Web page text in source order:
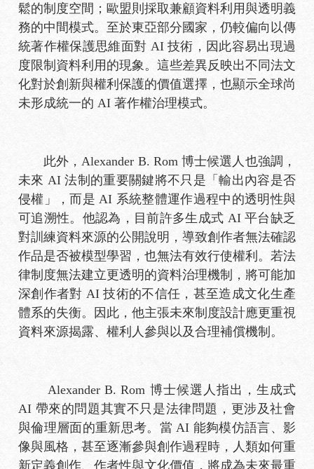
鬆的制度空間；歐盟則採取兼顧資料利用與透明義
務的中間模式。至於東亞部分國家，仍較偏向以傳
統著作權保護思維面對 AI 技術，因此容易出現過
度限制資料利用的現象。這些差異反映出不同法文
化對於創新與權利保護的價值選擇，也顯示全球尚
未形成統一的 AI 著作權治理模式。
此外，Alexander B. Rom 博士候選人也強調，
未來 AI 法制的重要關鍵將不只是「輸出內容是否
侵權」，而是 AI 系統整體運作過程中的透明性與
可追溯性。他認為，目前許多生成式 AI 平台缺乏
對訓練資料來源的公開說明，導致創作者無法確認
作品是否被模型學習，也無法有效行使權利。若法
律制度無法建立更透明的資料治理機制，將可能加
深創作者對 AI 技術的不信任，甚至造成文化生產
體系的失衡。因此，他主張未來制度設計應更重視
資料來源揭露、權利人參與以及合理補償機制。
Alexander B. Rom 博士候選人指出，生成式
AI 帶來的問題其實不只是法律問題，更涉及社會
與倫理層面的重新思考。當 AI 能夠模仿語言、影
像與風格，甚至逐漸參與創作過程時，人類如何重
新定義創作、作者性與文化價值，將成為未來最重